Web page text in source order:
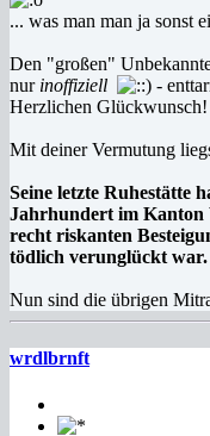
... was man man ja sonst
Den "großen"
nur inoffiziell
-
Herzlichen Glückwunsch!
Mit deiner Vermutung
Seine letzte Ruhestätte
Jahrhundert im Kanton
recht riskanten
tödlich verunglückt war.
Nun sind die übrigen
wrdlbrnft